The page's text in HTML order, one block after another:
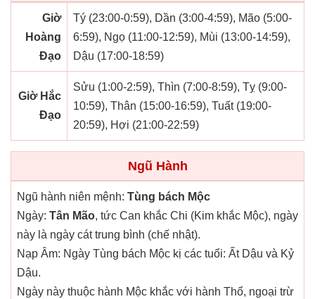
Giờ
Hoàng
Đạo
Tý (23:00-0:59), Dần (3:00-4:59), Mão (5:00-
6:59), Ngọ (11:00-12:59), Mùi (13:00-14:59),
Dậu (17:00-18:59)
Giờ Hắc
Đạo
Sửu (1:00-2:59), Thìn (7:00-8:59), Tỵ (9:00-
10:59), Thân (15:00-16:59), Tuất (19:00-
20:59), Hợi (21:00-22:59)
Ngũ Hành
Ngũ hành niên mệnh: Tùng bách Mộc
Ngày: Tân Mão, tức Can khắc Chi (Kim khắc Mộc), ngày
này là ngày cát trung bình (chế nhật).
Nạp Âm: Ngày Tùng bách Mộc kị các tuổi: Ất Dậu và Kỷ
Dậu.
Ngày này thuộc hành Mộc khắc với hành Thổ, ngoại trừ